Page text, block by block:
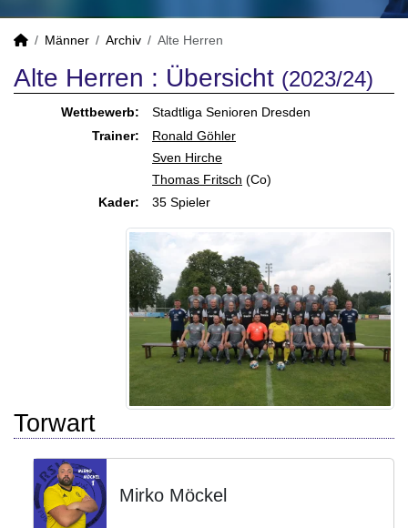
Männer Archiv Alte Herren
Alte Herren : Übersicht (2023/24)
Wettbewerb:
Stadtliga Senioren Dresden
Trainer:
Ronald Göhler
Sven Hirche
Thomas Fritsch (Co)
Kader:
35 Spieler
Torwart
Mirko Möckel